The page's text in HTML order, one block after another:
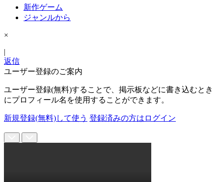
新作ゲーム
ジャンルから
×
|
返信
ユーザー登録のご案内
ユーザー登録(無料)することで、掲示板などに書き込むとき
にプロフィール名を使用することができます。
新規登録(無料)して使う 登録済みの方はログイン